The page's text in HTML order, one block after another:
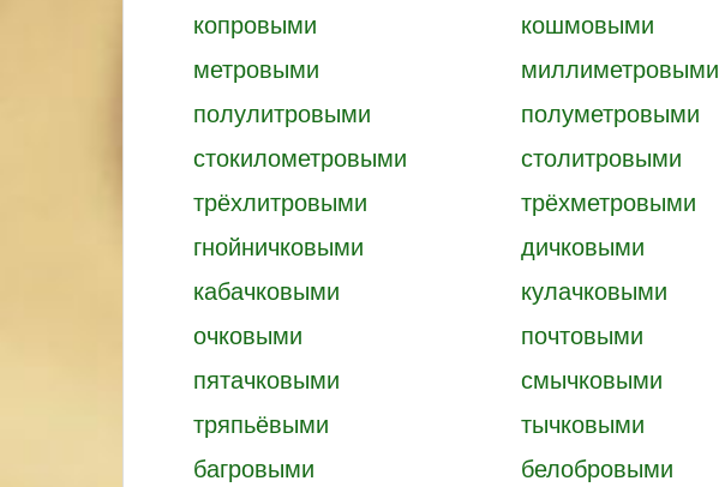
копровыми
кошмовыми
метровыми
миллиметровыми
полулитровыми
полуметровыми
стокилометровыми
столитровыми
трёхлитровыми
трёхметровыми
гнойничковыми
дичковыми
кабачковыми
кулачковыми
очковыми
почтовыми
пятачковыми
смычковыми
тряпьёвыми
тычковыми
багровыми
белобровыми